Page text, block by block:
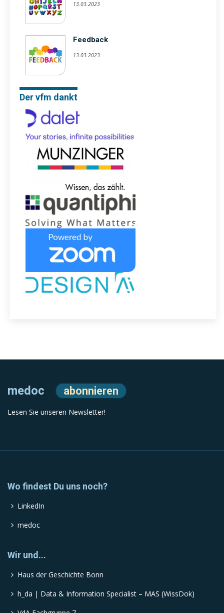
13.03.2023
Feedback
13.03.2023
Der vfm dankt
medoc abonnieren
Lesen Sie unseren Newsletter!
Wo findest Du uns noch?
LinkedIn
medoc
Wir und...
Haus der Geschichte Bonn
h_da | Data & Information Specialist – MAS (WissDok)